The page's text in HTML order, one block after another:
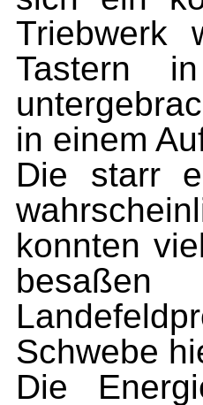
Triebwerk
Tastern
in einem
Die starr
konnten
Schwebe
Die